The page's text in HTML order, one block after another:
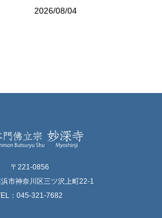
2026/08/04
〒221-0856
市神奈川区三ツ沢上町22-1
：045-321-7682